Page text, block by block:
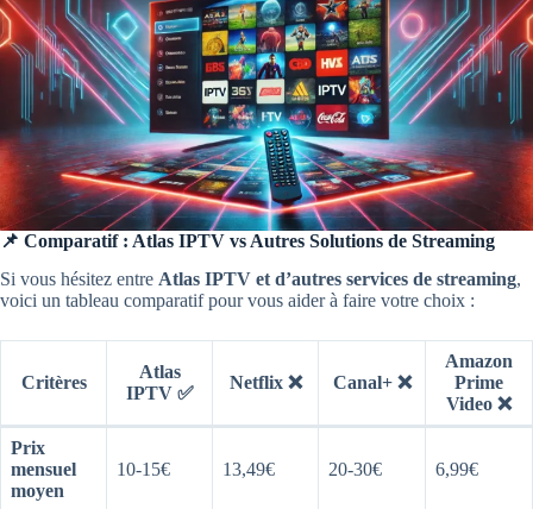
📌 Comparatif : Atlas IPTV vs Autres Solutions de Streaming
Si vous hésitez entre Atlas IPTV et d’autres services de streaming,
voici un tableau comparatif pour vous aider à faire votre choix :
Critères
Atlas
IPTV✅
Netflix❌ Canal+❌
Amazon
Prime
Video ❌
Prix
mensuel
moyen
10-15€ 13,49€ 20-30€ 6,99€